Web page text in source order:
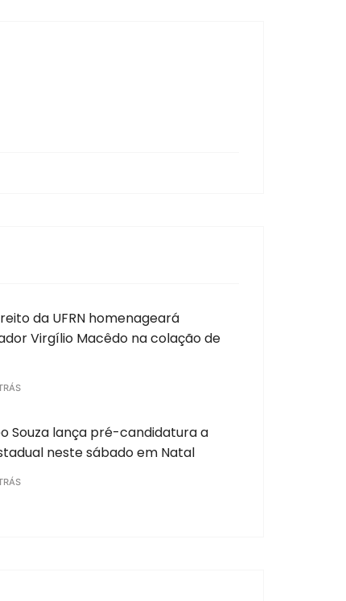
da UFRN homenageará
Virgílio Macêdo na colação de
Souza lança pré-candidatura a
neste sábado em Natal